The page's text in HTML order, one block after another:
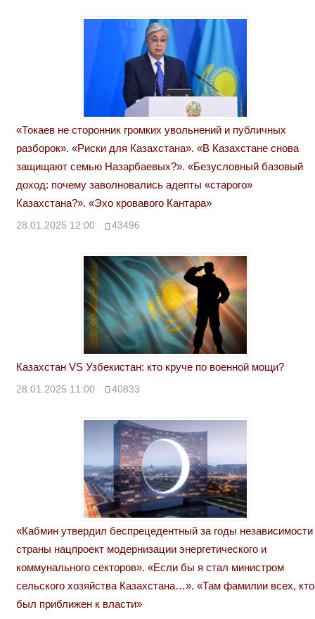
«Токаев не сторонник громких увольнений и публичных
разборок». «Риски для Казахстана». «В Казахстане снова
защищают семью Назарбаевых?». «Безусловный базовый
доход: почему заволновались адепты «старого»
Казахстана?». «Эхо кровавого Кантара»
28.01.2025 12:00 43496
Казахстан VS Узбекистан: кто круче по военной мощи?
28.01.2025 11:00 40833
«Кабмин утвердил беспрецедентный за годы независимости
страны нацпроект модернизации энергетического и
коммунального секторов». «Если бы я стал министром
сельского хозяйства Казахстана…». «Там фамилии всех, кто
был приближен к власти»